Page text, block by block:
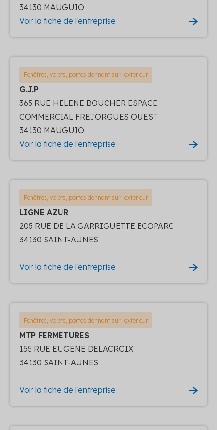
34130 MAUGUIO
Voir la fiche de l'entreprise
Fenêtres, volets, portes donnant sur l'exterieur
G.J.P
365 RUE HELENE BOUCHER ESPACE
COMMERCIAL FREJORGUES OUEST
34130 MAUGUIO
Voir la fiche de l'entreprise
Fenêtres, volets, portes donnant sur l'exterieur
LIGNE AZUR
205 RUE DE LA GARRIGUETTE ECOPARC
34130 SAINT-AUNES
Voir la fiche de l'entreprise
Fenêtres, volets, portes donnant sur l'exterieur
MTP FERMETURES
155 RUE EUGENE DELACROIX
34130 SAINT-AUNES
Voir la fiche de l'entreprise